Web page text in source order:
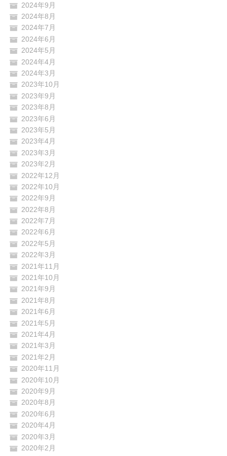
2024年9月
2024年8月
2024年7月
2024年6月
2024年5月
2024年4月
2024年3月
2023年10月
2023年9月
2023年8月
2023年6月
2023年5月
2023年4月
2023年3月
2023年2月
2022年12月
2022年10月
2022年9月
2022年8月
2022年7月
2022年6月
2022年5月
2022年3月
2021年11月
2021年10月
2021年9月
2021年8月
2021年6月
2021年5月
2021年4月
2021年3月
2021年2月
2020年11月
2020年10月
2020年9月
2020年8月
2020年6月
2020年4月
2020年3月
2020年2月